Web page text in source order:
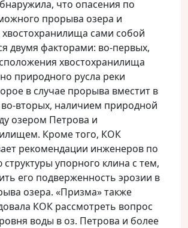
что опасения по
прорыва озера и
хвостохранилища сами собой
двумя факторами: во-первых,
хвостохранилища
природного русла реки
в случае прорыва вместит в
во-вторых, наличием природной
озером Петрова и
Кроме того, КОК
рекомендации инженеров по
упорного клина с тем,
его подверженность эрозии в
озера. «Призма» также
КОК рассмотреть вопрос
воды в оз. Петрова и более